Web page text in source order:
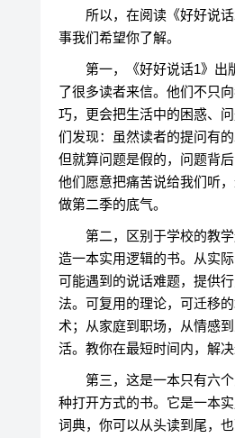
所以，在阅读《好好说
事我们希望你了解。
第一，《好好说话1》出
了很多读者来信。他们不只
巧，更会把生活中的困惑、
们发现：虽然读者的提问有的
但就算问题是假的，问题背后
他们愿意把痛苦说给我们听
做第二季的底气。
第二，区别于学校的教
造一本实用逻辑的书。从实
可能遇到的说话难题，提供
法。可复用的理论，可迁移
术；从家庭到职场，从情感
活。教你在最短时间内，解决
第三，这是一本只有六
种打开方式的书。它是一本
词典，你可以从头读到尾，